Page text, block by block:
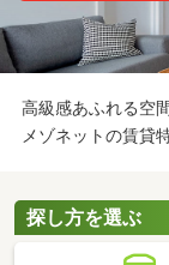
高級感あふれる空
メゾネットの賃貸
探し方を選ぶ